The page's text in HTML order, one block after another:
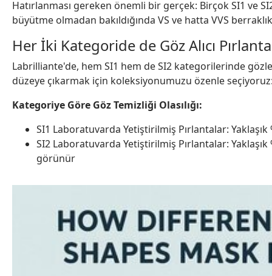
Hatırlanması gereken önemli bir gerçek: Birçok SI1 ve
büyütme olmadan bakıldığında VS ve hatta VVS
Her İki Kategoride de Göz Alıcı
Labrilliante'de, hem SI1 hem de SI2 kategorilerinde
düzeye çıkarmak için koleksiyonumuzu özenle
Kategoriye Göre Göz Temizliği Olasılığı:
SI1 Laboratuvarda Yetiştirilmiş Pırlantalar:
SI2 Laboratuvarda Yetiştirilmiş Pırlantalar:
görünür